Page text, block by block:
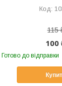
115
100
Готово до відправки